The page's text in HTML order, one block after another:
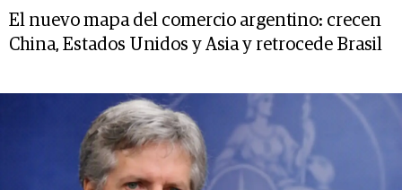
El nuevo mapa del comercio argentino: crecen
China, Estados Unidos y Asia y retrocede Brasil